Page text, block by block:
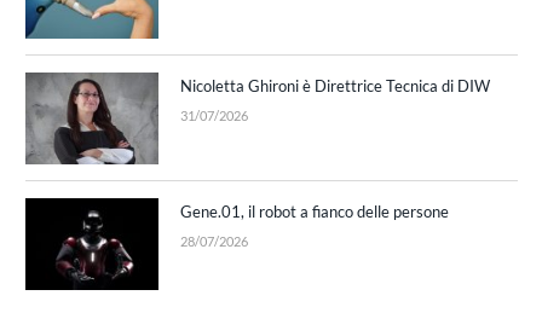
Nicoletta Ghironi è Direttrice Tecnica di DIW
31/07/2026
Gene.01, il robot a fianco delle persone
28/07/2026